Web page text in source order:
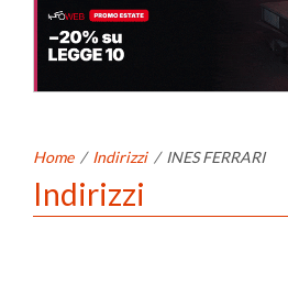
Home / Indirizzi / INES FERRARI
Indirizzi